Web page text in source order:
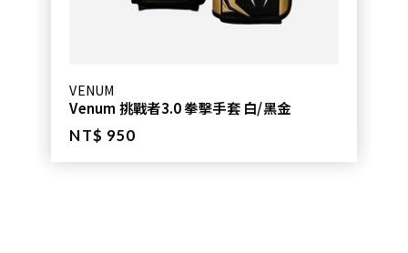
VENUM
Venum 挑戰者3.0 拳擊手套 白/黑金
NT$ 950